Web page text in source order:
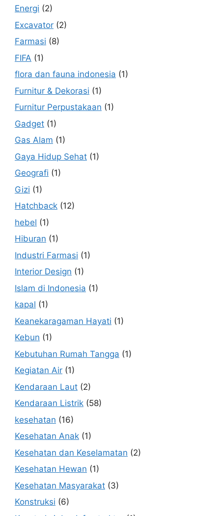
Energi (2)
Excavator (2)
Farmasi (8)
FIFA (1)
flora dan fauna indonesia (1)
Furnitur & Dekorasi (1)
Furnitur Perpustakaan (1)
Gadget (1)
Gas Alam (1)
Gaya Hidup Sehat (1)
Geografi (1)
Gizi (1)
Hatchback (12)
hebel (1)
Hiburan (1)
Industri Farmasi (1)
Interior Design (1)
Islam di Indonesia (1)
kapal (1)
Keanekaragaman Hayati (1)
Kebun (1)
Kebutuhan Rumah Tangga (1)
Kegiatan Air (1)
Kendaraan Laut (2)
Kendaraan Listrik (58)
kesehatan (16)
Kesehatan Anak (1)
Kesehatan dan Keselamatan (2)
Kesehatan Hewan (1)
Kesehatan Masyarakat (3)
Konstruksi (6)